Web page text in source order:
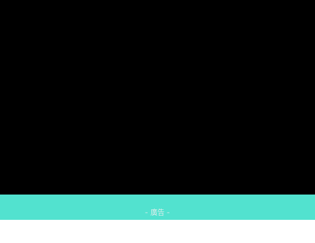
- 廣告 -